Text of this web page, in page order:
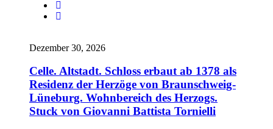
Dezember 30, 2026
Celle. Altstadt. Schloss erbaut ab 1378 als
Residenz der Herzöge von Braunschweig-
Lüneburg. Wohnbereich des Herzogs.
Stuck von Giovanni Battista Tornielli